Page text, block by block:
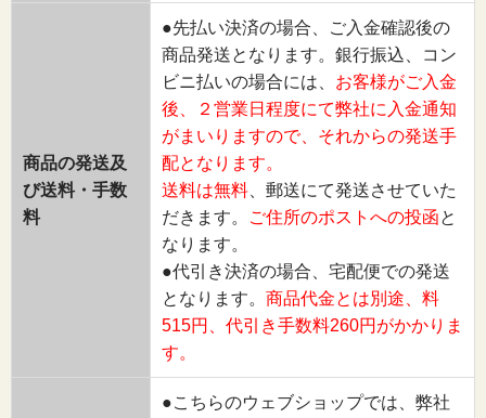
商品の発送及
び送料・手数
料
●先払い決済の場合、ご入金確認後の
商品発送となります。銀行振込、コン
ビニ払いの場合には、 お客様がご入金
後、２営業日程度にて弊社に入金通知
がまいりますので、それからの発送手
配となります。
送料は無料 、郵送にて発送させていた
だきます。
ご住所のポストへの投函と
なります。
●代引き決済の場合、宅配便での発送
となります。 商品代金とは別途、料
515円、代引き手数料260円がかかりま
す。
●こちらのウェブショップでは、弊社